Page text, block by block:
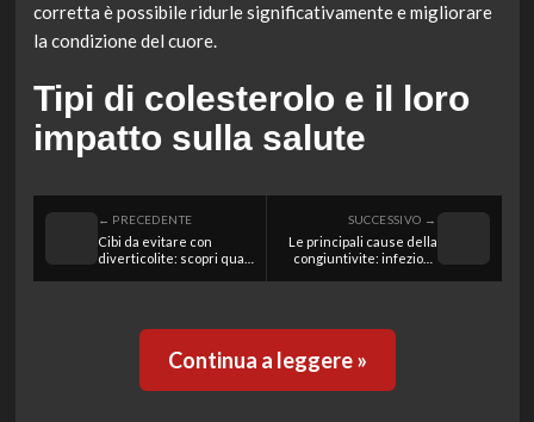
corretta è possibile ridurle significativamente e migliorare
la condizione del cuore.
Tipi di colesterolo e il loro
impatto sulla salute
← PRECEDENTE
Cibi da evitare con
diverticolite: scopri quali
SUCCESSIVO →
Le principali cause della
congiuntivite: infezioni,
Continua a leggere »